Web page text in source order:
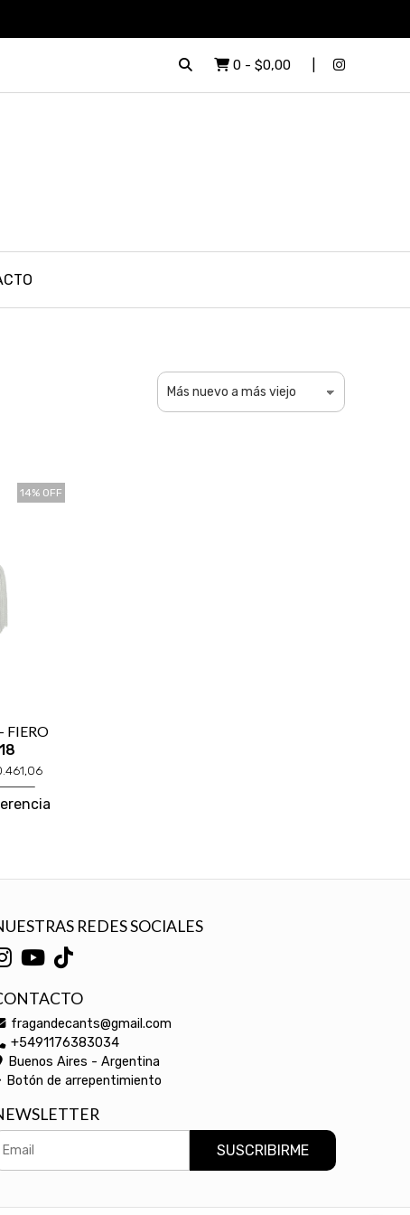
0 - $0,00
14% OFF
FIERO
REDES SOCIALES
fragandecants@gmail.com
+5491176383034
Buenos Aires - Argentina
Botón de arrepentimiento
SUSCRIBIRME